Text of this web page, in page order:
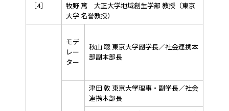
［4］
牧野 篤 大正大学地域創生学部 教授（東京
大学 名誉教授）
モデ
レー
ター
秋山 聰 東京大学副学長／社会連携本
部副本部長
津田 敦 東京大学理事・副学長／社会
連携本部長